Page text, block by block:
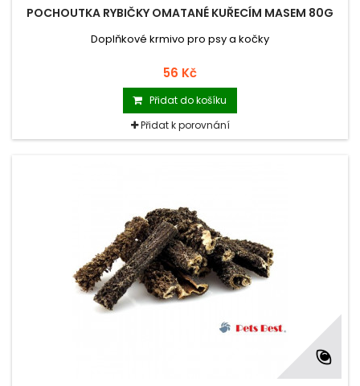
POCHOUTKA RYBIČKY OMATANÉ KUŘECÍM MASEM 80G
Doplňkové krmivo pro psy a kočky
56 Kč
Přidat do košíku
Přidat k porovnání